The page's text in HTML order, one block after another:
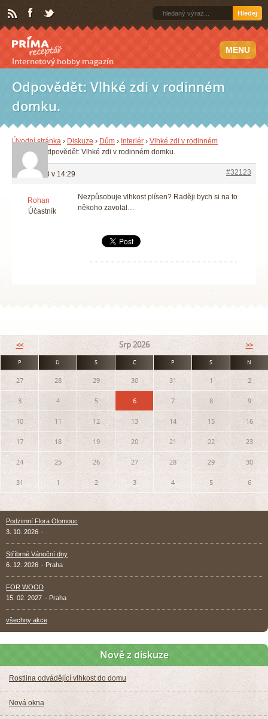
Hledej
Internetový hobby magazín
MENU
Odpovědět: Vlhké zdi v rodinném
domku.
Úvodní stránka › Diskuze › Dům › Interiér › Vlhké zdi v rodinném
domku.
Odpovědět: Vlhké zdi v rodinném domku.
28.2.2018 v 14:29 #32123
Rohan
Účastník
Nezpůsobuje vlhkost plísen? Raději bych si na to
někoho zavolal…
<< Srp 2026 >>
P Ú S Č P S N
27 28 29 30 31 1 2
3 4 5 6 7 8 9
10 11 12 13 14 15 16
17 18 19 20 21 22 23
24 25 26 27 28 29 30
31 1 2 3 4 5 6
Podzimní Flora Olomouc
3. 10. 2026 -
Stříbrné Vánoční dny
6. 12. 2026 - Praha
FOR WOOD
15. 02. 2027 - Praha
všechny akce
Nově z diskuze
Rostlina odvádějící vlhkost do domu
Nová okna